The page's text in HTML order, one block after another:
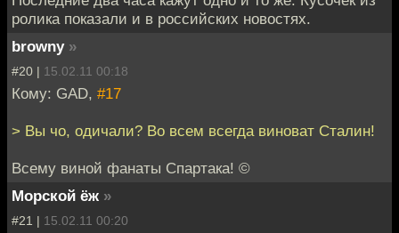
ролика показали и в российских новостях.
browny »
#20 | 15.02.11 00:18
Кому: GAD, #17
> Вы чо, одичали? Во всем всегда виноват Сталин!
Всему виной фанаты Спартака! ©
Морской ёж »
#21 | 15.02.11 00:20